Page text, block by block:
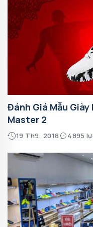
Đánh Giá Mẫu
Master 2
19 Th9, 2018 4895